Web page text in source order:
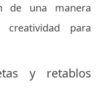
de una manera
para
y retablos